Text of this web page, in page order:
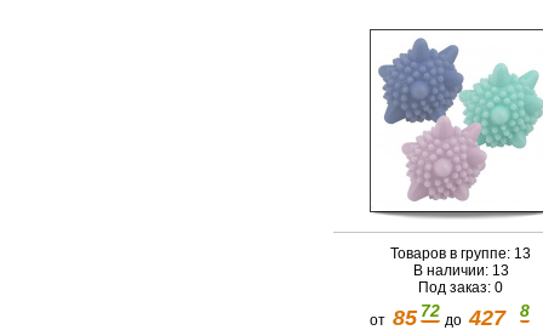
Товаров в группе: 13
В наличии: 13
Под заказ: 0
от 85 72до427 8